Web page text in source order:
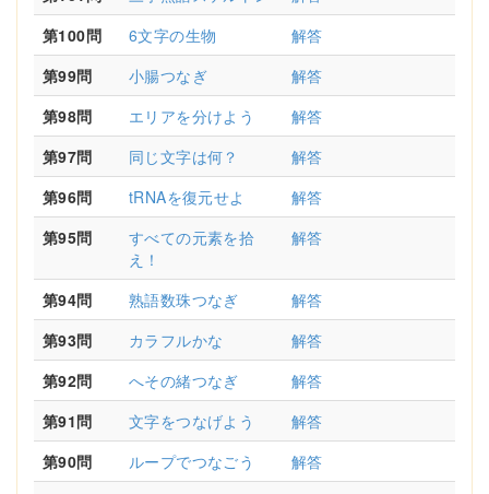
第100問
6文字の生物
解答
第99問
小腸つなぎ
解答
第98問
エリアを分けよう
解答
第97問
同じ文字は何？
解答
第96問
tRNAを復元せよ
解答
第95問
すべての元素を拾
え！
解答
第94問 熟語数珠つなぎ
解答
第93問
カラフルかな
解答
第92問
へその緒つなぎ
解答
第91問
文字をつなげよう
解答
第90問
ループでつなごう
解答